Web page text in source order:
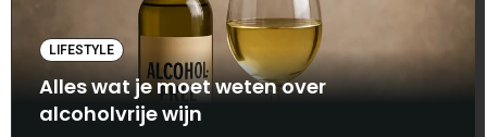
LIFESTYLE
Alles wat je moet weten over
alcoholvrije wijn